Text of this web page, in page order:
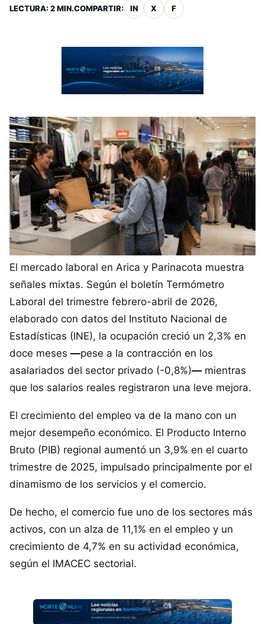
LECTURA: 2 MIN.COMPARTIR: IN X F
El mercado laboral en Arica y Parinacota muestra
señales mixtas. Según el boletín Termómetro
Laboral del trimestre febrero-abril de 2026,
elaborado con datos del Instituto Nacional de
Estadísticas (INE), la ocupación creció un 2,3% en
doce meses —pese a la contracción en los
asalariados del sector privado (-0,8%)— mientras
que los salarios reales registraron una leve mejora.
El crecimiento del empleo va de la mano con un
mejor desempeño económico. El Producto Interno
Bruto (PIB) regional aumentó un 3,9% en el cuarto
trimestre de 2025, impulsado principalmente por el
dinamismo de los servicios y el comercio.
De hecho, el comercio fue uno de los sectores más
activos, con un alza de 11,1% en el empleo y un
crecimiento de 4,7% en su actividad económica,
según el IMACEC sectorial.